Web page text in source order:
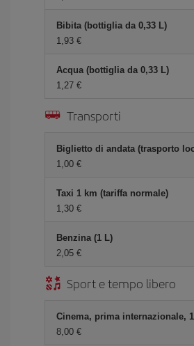
Bibita (bottiglia da 0,33 L)
1,93 €
Acqua (bottiglia da 0,33 L)
1,27 €
Transporti
Biglietto di andata (trasporto
1,00 €
Taxi 1 km (tariffa normale)
1,30 €
Benzina (1 L)
2,05 €
Sport e tempo libero
Cinema, prima internazionale,
8,00 €